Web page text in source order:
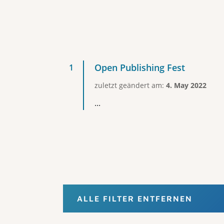
Open Publishing Fest
zuletzt geändert am: 4. May 2022
...
ALLE FILTER ENTFERNEN